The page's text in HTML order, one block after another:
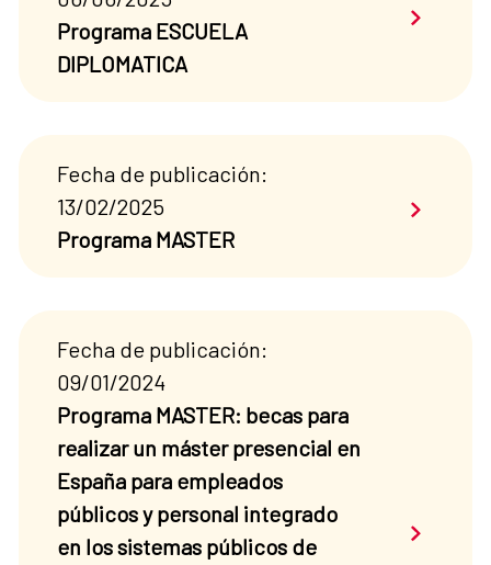
Programa ESCUELA
DIPLOMATICA
Saber
Fecha de publicación:
13/02/2025
Programa MASTER
Saber
Fecha de publicación:
09/01/2024
Programa MASTER: becas para
realizar un máster presencial en
España para empleados
públicos y personal integrado
en los sistemas públicos de
Saber